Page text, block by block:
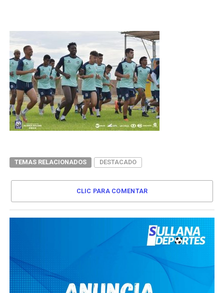
TEMAS RELACIONADOS DESTACADO
CLIC PARA COMENTAR